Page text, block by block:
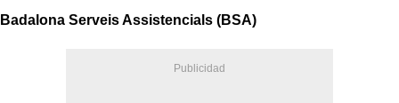
Badalona Serveis Assistencials (BSA)